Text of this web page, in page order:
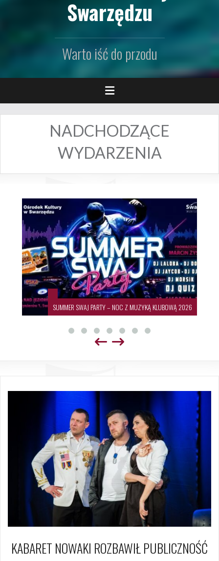
Swarzędzu
Warto iść do przodu
NADCHODZĄCE
WYDARZENIA
SUMMER SWAJ PARTY – NOC Z MUZYKĄ KLUBOWĄ 2026
KABARET NOWAKI ROZBAWIŁ PUBLICZNOŚĆ